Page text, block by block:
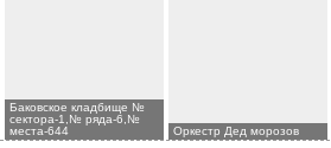
Баковское кладбище №
сектора-1,№ ряда-6,№
места-644
Оркестр Дед морозов